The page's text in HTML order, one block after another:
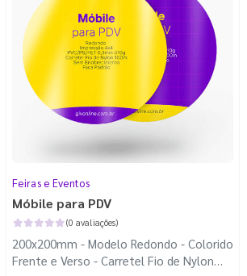
Feiras e Eventos
Móbile para PDV
(0 avaliações)
200x200mm - Modelo Redondo - Colorido
Frente e Verso - Carretel Fio de Nylon